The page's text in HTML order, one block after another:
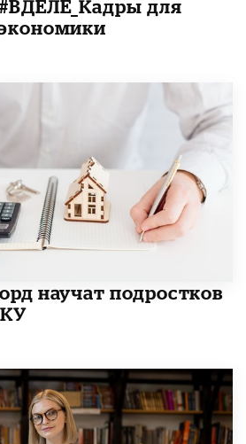
для
научат подростков